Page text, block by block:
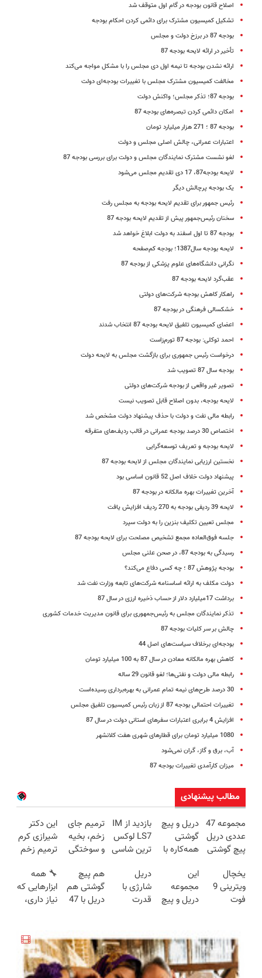
اصلاح قانون بودجه در گام اول متوقف شد
تشکیل کمیسیون مشترک برای دائمی کردن احکام بودجه
بودجه 87 در برزخ دولت و مجلس
تأخیر در ارائه لایحه بودجه 87
ارائه نشدن بودجه تا نیمه اول دی مجلس را با مشکل مواجه می‌کند
مخالفت کمیسیون مشترک مجلس با تغییرات بودجه‌ای دولت
بودجه 87؛ تذکر مجلس؛ واکنش دولت
امکان دائمی کردن تبصره‌های بودجه 87
بودجه 87 ؛ 271 هزار میلیارد تومان
اعتبارات عمرانی، چالش اصلی مجلس و دولت
لغو نشست مشترک نمایندگان مجلس و دولت برای بررسی بودجه 87
لایحه بودجه87، 17 دی تقدیم مجلس می‌شود
یک بودجه پرچالش دیگر
رئیس جمهور برای تقدیم لایحه بودجه به مجلس رفت
سخنان رئیس‌جمهور پیش از تقدیم لایحه بودجه 87
بودجه 87 تا اول اسفند به دولت ابلاغ خواهد شد
لایحه بودجه سال1387؛ بودجه کم‌صفحه
نگرانی دانشگاه‌های علوم پزشکی از بودجه 87
عقب‌گرد لایحه بودجه 87
راهکار کاهش بودجه شرکت‌های دولتی
خشکسالی فرهنگی در بودجه 87
اعضای کمیسیون تلفیق لایحه بودجه 87 انتخاب شدند
احمد توکلی: بودجه 87 تورم‌زاست
درخواست رئیس جمهوری برای بازگشت مجلس به لایحه دولت
بودجه سال 87 تصویب شد
تصویر غیر واقعی از بودجه شرکت‌های دولتی
لایحه بودجه، بدون اصلاح قابل تصویب نیست
رابطه مالی نفت و دولت با حذف پیشنهاد دولت مشخص شد
اختصاص 30 درصد بودجه عمرانی در قالب ردیف‌های متفرقه
لایحه بودجه و تعریف توسعه‌گرایی
نخستین ارزیابی نمایندگان مجلس از لایحه بودجه 87
پیشنهاد دولت خلاف اصل 52 قانون اساسی بود
آخرین تغییرات بهره مالکانه در بودجه 87
لایحه 39 ردیفی بودجه به 270 ردیف افزایش یافت
مجلس تعیین تکلیف بنزین را به دولت سپرد
جلسه فوق‌العاده مجمع تشخیص مصلحت برای لایحه بودجه 87
رسیدگی به بودجه 87، در صحن علنی مجلس
بودجه پژوهش 87 ؛ چه کسی دفاع می‌کند؟
دولت مکلف به ارائه اساسنامه شرکت‌های تابعه وزارت نفت شد
برداشت 17میلیارد دلار از حساب ذخیره ارزی در سال 87
تذکر نمایندگان مجلس به رئیس‌جمهوری برای قانون مدیریت خدمات کشوری
چالش بر سر کلیات بودجه 87
بودجه‌ای برخلاف سیاست‌های اصل 44
کاهش بهره مالکانه معادن در سال 87 به 100 میلیارد تومان
رابطه مالی دولت و نفتی‌ها؛ لغو قانون 29 ساله
30 درصد طرح‌های نیمه تمام عمرانی به بهره‌برداری رسیده‌است
تغییرات احتمالی بودجه 87 از زبان رئیس کمیسیون تلفیق مجلس
افزایش 4 برابری اعتبارات سفرهای استانی دولت در سال 87
1080 میلیارد تومان برای قطارهای شهری هفت کلانشهر
آب، برق و گاز، گران نمی‌شود
میزان کارآمدی تغییرات بودجه 87
مطالب پیشنهادی
مجموعه 47
عددی دریل
پیچ گوشتی
(تخفیف به
مدت
محدود)
دریل و پیچ
گوشتی
همه‌کاره با
هوشمند ⚙️
(نصف
قیمت بازار
بازدید از IM
LS7 لوکس
ترین شاسی
ایران در
باشگاه
انقلاب
ترمیم جای
زخم، بخیه
و سوختگی
هفته!!😍
این دکتر
شیرازی کرم
ترمیم زخم
ساخت!!!
یخچال
ویترینی 9
فوت
این
مجموعه
دریل و پیچ
نصف قیمت
بخر!😉
دریل
شارژی با
قدرت
با گارانتی
تعویض)
هم پیچ
گوشتی هم
دریل با 47
تخفیف داره
بخرش!🔥
🔧 همه
ابزارهایی که
نیاز داری،
تخفیف به
مدت
محدود